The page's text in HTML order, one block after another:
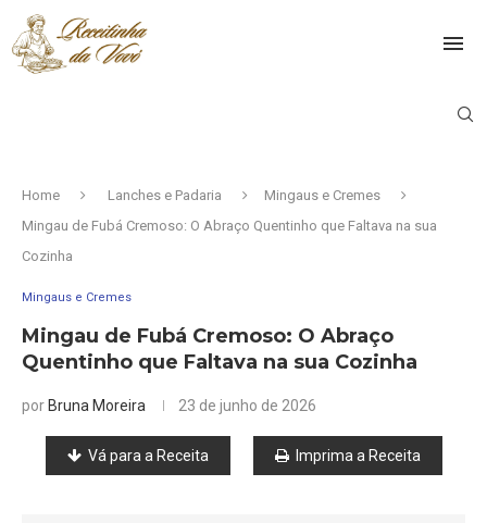
Home Lanches e Padaria
Mingaus e Cremes
Mingau de Fubá Cremoso: O Abraço Quentinho que Faltava na sua
Cozinha
Mingaus e Cremes
Mingau de Fubá Cremoso: O Abraço
Quentinho que Faltava na sua Cozinha
por Bruna Moreira 23 de junho de 2026
Vá para a Receita Imprima a Receita